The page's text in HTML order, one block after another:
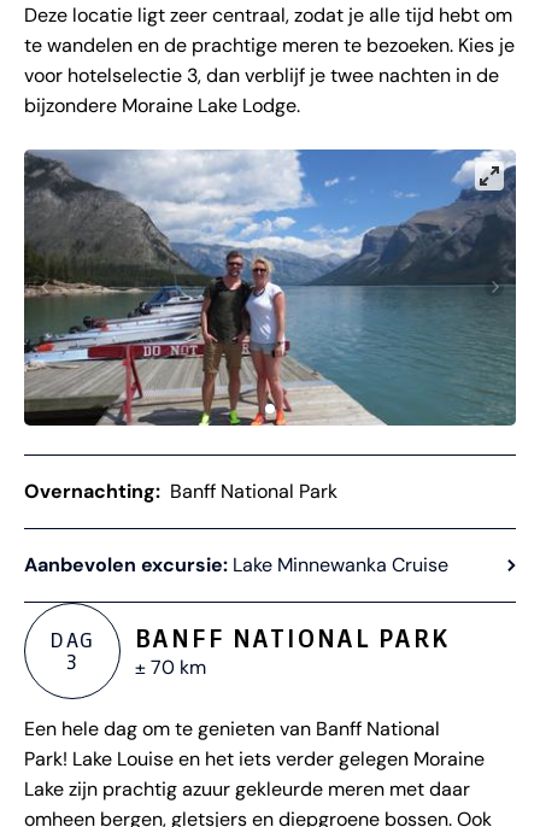
Deze locatie ligt zeer centraal, zodat je alle tijd hebt om
te wandelen en de prachtige meren te bezoeken. Kies je
voor hotelselectie 3, dan verblijf je twee nachten in de
bijzondere Moraine Lake Lodge.
Overnachting: Banff National Park
Aanbevolen excursie: Lake Minnewanka Cruise
DAG
3
BANFF NATIONAL PARK
± 70 km
Een hele dag om te genieten van Banff National
Park! Lake Louise en het iets verder gelegen Moraine
Lake zijn prachtig azuur gekleurde meren met daar
omheen bergen, gletsjers en diepgroene bossen. Ook